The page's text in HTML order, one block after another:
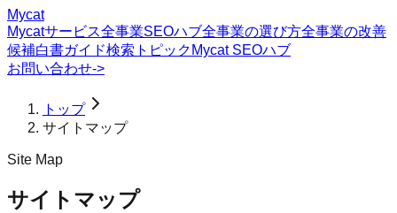
Mycat
Mycatサービス全事業SEOハブ全事業の選び方全事業の改善
候補白書ガイド検索トピック Mycat SEOハブ
お問い合わせ->
トップ
サイトマップ
Site Map
サイトマップ